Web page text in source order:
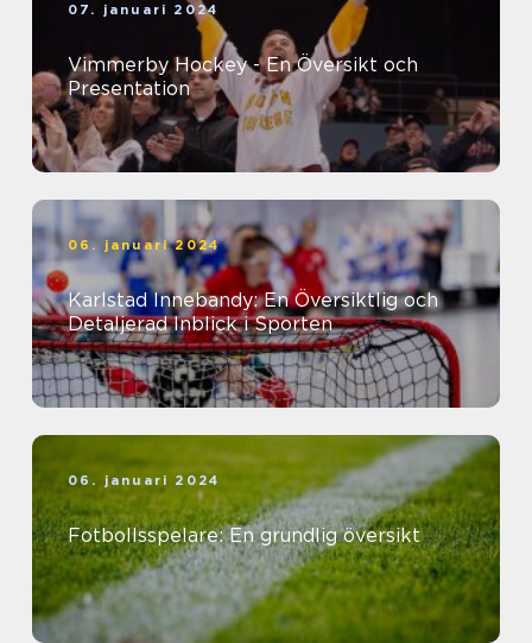
07. januari 2024
Vimmerby Hockey - En Översikt och
Presentation
06. januari 2024
Karlstad Innebandy: En Översiktlig och
Detaljerad Inblick i Sporten
06. januari 2024
Fotbollsspelare: En grundlig översikt